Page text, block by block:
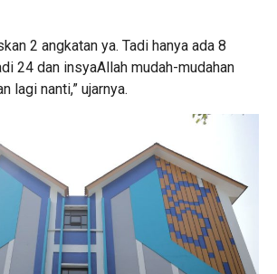
2 angkatan ya. Tadi hanya ada 8
24 dan insyaAllah mudah-mudahan
lagi nanti,” ujarnya.